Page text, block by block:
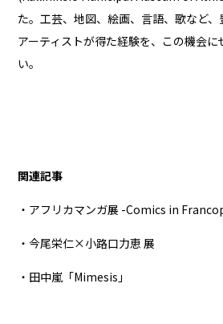
た。工芸、地図、絵画、言語、歌など
アーティストが得た経験を、この機会
い。
関連記事
・アフリカマンガ展 -Comics in
・今尾栄仁×小路口力恵 展
・田中嵐「Mimesis」